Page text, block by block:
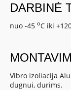
DARBINĖ
nuo -45oC iki
Vibro izoliacija
dugnui, durims.